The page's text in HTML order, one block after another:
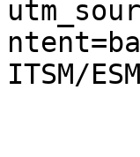
ITSM/